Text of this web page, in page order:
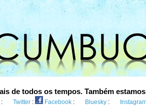
de todos os tempos. Também
: Twitter : Facebook : Bluesky :